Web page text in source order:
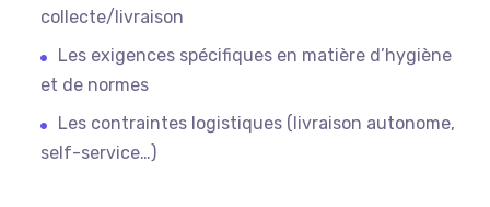
collecte/livraison
Les exigences spécifiques en matière d’hygiène
et de normes
Les contraintes logistiques (livraison autonome,
self-service…)